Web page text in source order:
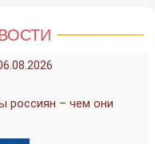
россиян – чем они